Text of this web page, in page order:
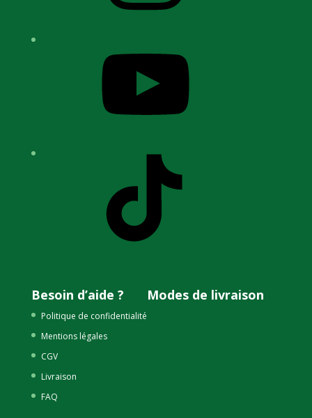
Besoin d’aide ?
Politique de confidentialité
Mentions légales
CGV
Livraison
FAQ
Modes de livraison